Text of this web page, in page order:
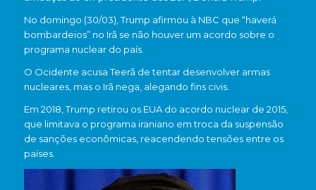
No domingo (30/03), Trump afirmou à NBC que “haverá
bombardeios” no Irã se não houver um acordo sobre o
programa nuclear do país.
O Ocidente acusa Teerã de tentar desenvolver armas
nucleares, mas o Irã nega, alegando fins civis.
Em 2018, Trump retirou os EUA do acordo nuclear de 2015,
que limitava o programa iraniano em troca da suspensão
de sanções econômicas, reacendendo tensões entre os
países.